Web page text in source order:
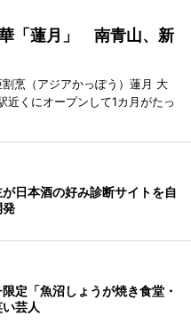
「蓮月」 南青山、新
烹（アジアかっぽう）蓮月 大
近くにオープンして1カ月がたっ
日本酒の好み診断サイトを自
定「魚沼しょうが焼き食堂・
芸人